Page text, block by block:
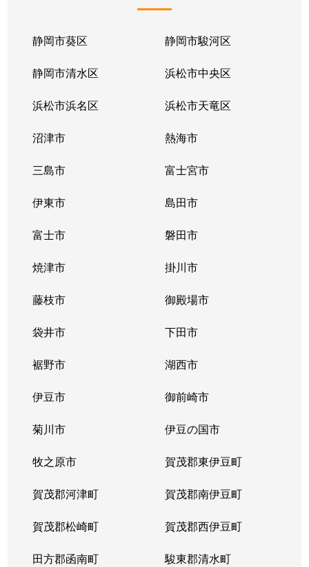
静岡市葵区 静岡市駿河区
静岡市清水区 浜松市中央区
浜松市浜名区 浜松市天竜区
沼津市 熱海市
三島市 富士宮市
伊東市 島田市
富士市 磐田市
焼津市 掛川市
藤枝市 御殿場市
袋井市 下田市
裾野市 湖西市
伊豆市 御前崎市
菊川市 伊豆の国市
牧之原市 賀茂郡東伊豆町
賀茂郡河津町 賀茂郡南伊豆町
賀茂郡松崎町 賀茂郡西伊豆町
田方郡函南町 駿東郡清水町